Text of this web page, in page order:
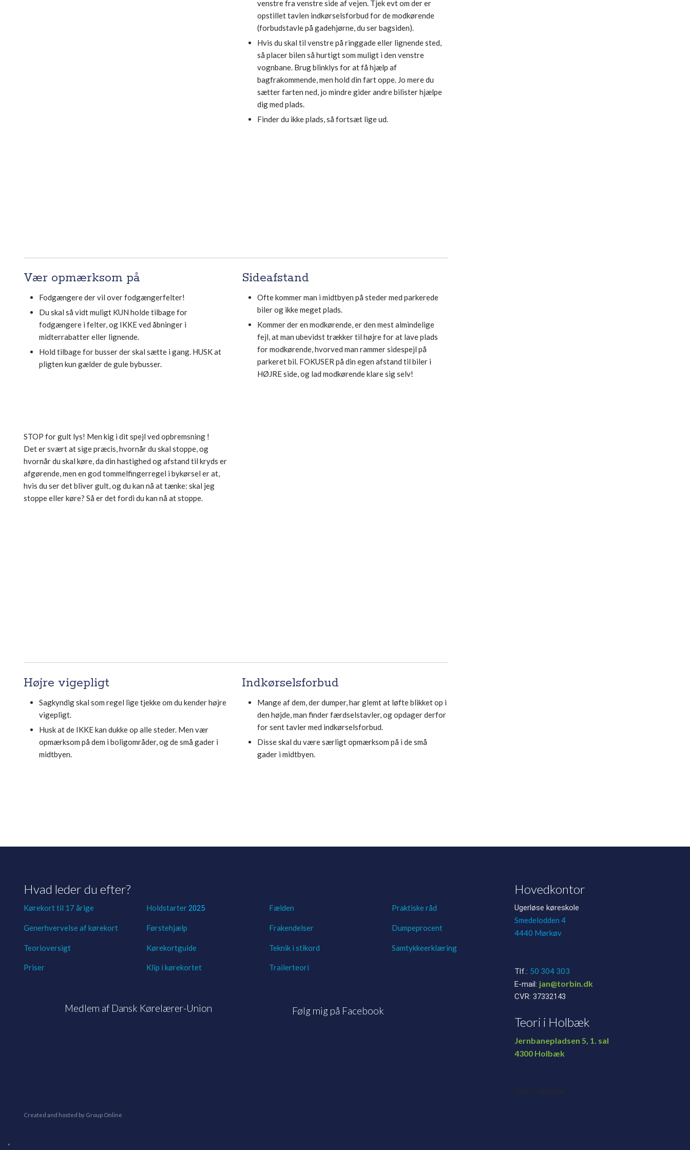
venstre fra venstre side af vejen. Tjek evt om der er
opstillet tavlen indkørselsforbud for de modkørende
(forbudstavle på gadehjørne, du ser bagsiden).
Hvis du skal til venstre på ringgade eller lignende sted,
så placer bilen så hurtigt som muligt i den venstre
vognbane. Brug blinklys for at få hjælp af
bagfrakommende, men hold din fart oppe. Jo mere du
sætter farten ned, jo mindre gider andre bilister hjælpe
dig med plads.
Finder du ikke plads, så fortsæt lige ud.
​Vær opmærksom på
Fodgængere der vil over fodgængerfelter!
Du skal så vidt muligt KUN holde tilbage for
fodgængere i felter, og IKKE ved åbninger i
midterrabatter eller lignende.
Hold tilbage for busser der skal sætte i gang. HUSK at
pligten kun gælder de gule bybusser.
STOP for gult lys! Men kig i dit spejl ved opbremsning !
Det er svært at sige præcis, hvornår du skal stoppe, og
hvornår du skal køre, da din hastighed og afstand til kryds er
afgørende, men en god tommelfingerregel i bykørsel er at,
hvis du ser det bliver gult, og du kan nå at tænke: skal jeg
stoppe eller køre? Så er det fordi du kan nå at stoppe.​
Sideafstand​
Ofte kommer man i midtbyen på steder med parkerede
biler og ikke meget plads.
Kommer der en modkørende, er den mest almindelige
fejl, at man ubevidst trækker til højre for at lave plads
for modkørende, hvorved man rammer sidespejl på
parkeret bil. FOKUSER på din egen afstand til biler i
HØJRE side, og lad modkørende klare sig selv!
Højre vigepligt​
​Sagkyndig skal som regel lige tjekke om du kender højre
vigepligt.
Husk at de IKKE kan dukke op alle steder. Men vær
opmærksom på dem i boligområder, og de små gader i
midtbyen.
Indkørselsforbud​
​Mange af dem, der dumper, har glemt at løfte blikket op i
den højde, man finder færdselstavler, og opdager derfor
for sent tavler med indkørselsforbud.
Disse skal du være særligt opmærksom på i de små
gader i midtbyen.
Hvad leder du efter?
Kørekort til 17 årige
Generhvervelse af kørekort
Teorioversigt
Priser​
Holdstarter2025
Førstehjælp
Kørekortguide
Klip i kørekortet
Fælden
Frakendelser
Teknik i stikord
Trailerteori
Praktiske råd
Dumpeprocent
Samtykkeerklæring
​Medlem af Dansk Kørelærer-Union Følg mig på Facebook
Hovedkontor
Ugerløse køreskole
Smedelodden 4
4440 Mørkøv
Tlf.: 50 304 303
E-mail: jan@torbin.dk
CVR: 37332143
Teori i Holbæk
Jernbanepladsen 5, 1. sal
​4300 Holbæk
Teori i Holbæk
Created and hosted by Group Online